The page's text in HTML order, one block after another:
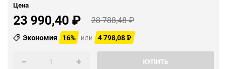
Цена
23 990,40₽ 28 788,48₽
Экономия 16% или 4 798,08₽
КУПИТЬ